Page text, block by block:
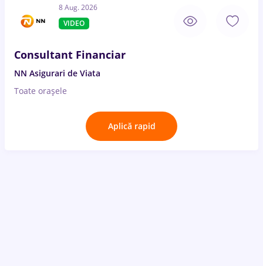
8 Aug. 2026
VIDEO
Consultant Financiar
NN Asigurari de Viata
Toate oraşele
Aplică rapid